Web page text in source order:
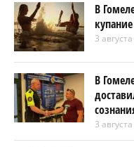
В
купание
3
В
3